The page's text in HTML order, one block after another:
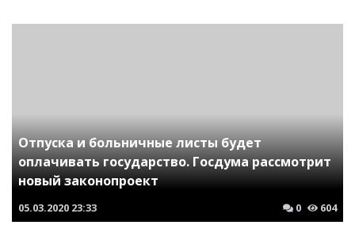
Отпуска и больничные листы будет
оплачивать государство. Госдума рассмотрит
новый законопроект
05.03.2020 23:33 0 604